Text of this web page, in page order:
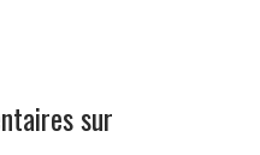
sur